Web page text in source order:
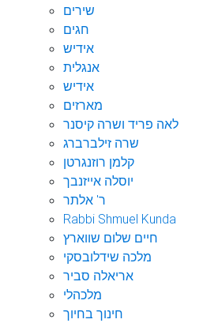
שירים
חגים
אידיש
אנגלית
אידיש
מארזים
לאה פריד ושרה קיסנר
שרה זילברברג
קלמן רוזנגרטן
יוסלה אייזנבך
ר' אלתר
Rabbi Shmuel Kunda
חיים שלום שווארץ
מלכה שידלובסקי
אריאלה סביר
מלכהלי
חינוך בחיוך